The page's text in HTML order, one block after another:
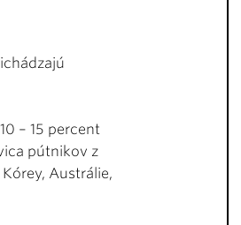
– 15 percent
pútnikov z
Austrálie,